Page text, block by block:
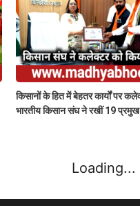
किसानों के हित में बेहतर कार्यों पर
भारतीय किसान संघ ने रखीं 19 प्रमुख
Loading...